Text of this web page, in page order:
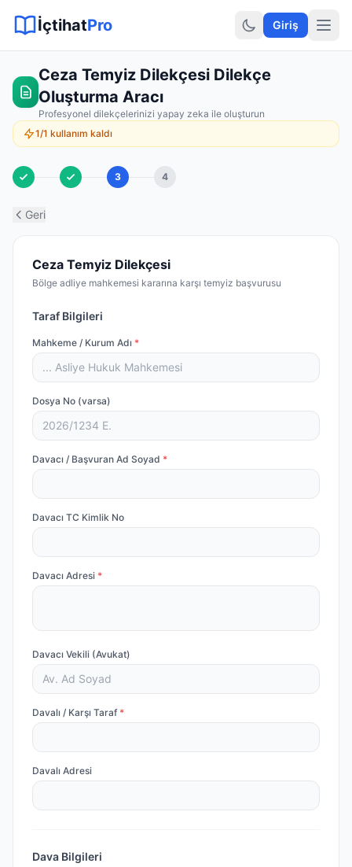
Hukuki Araçlar
İçtihatPro Giriş
Ceza Temyiz Dilekçesi Dilekçe
Oluşturma Aracı
Profesyonel dilekçelerinizi yapay zeka ile oluşturun
1/1 kullanım kaldı
3 4
Geri
Ceza Temyiz Dilekçesi
Bölge adliye mahkemesi kararına karşı temyiz başvurusu
Taraf Bilgileri
Mahkeme / Kurum Adı *
Dosya No (varsa)
Davacı / Başvuran Ad Soyad *
Davacı TC Kimlik No
Davacı Adresi *
Davacı Vekili (Avukat)
Davalı / Karşı Taraf *
Davalı Adresi
Dava Bilgileri